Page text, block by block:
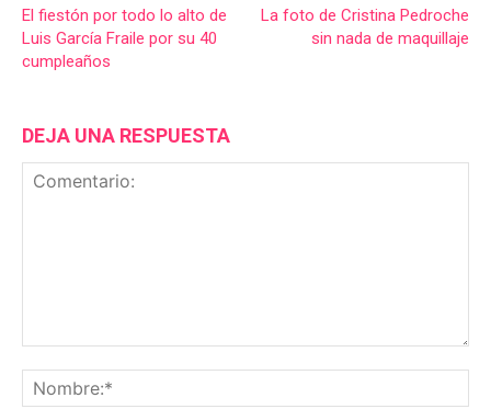
El fiestón por todo lo alto de
Luis García Fraile por su 40
cumpleaños
La foto de Cristina Pedroche
sin nada de maquillaje
DEJA UNA RESPUESTA